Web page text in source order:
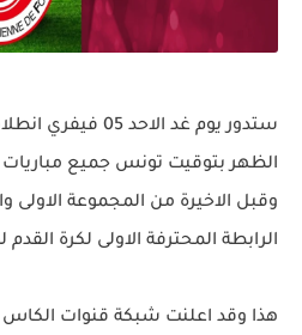
ستدور يوم غد الاحد
الظهر بتوقيت تونس جميع مباريات
وقبل الاخيرة من المجموعة الاولى
الرابطة المحترفة الاولى لكرة القدم لموس
هذا وقد اعلنت شبكة قنوات الكاس